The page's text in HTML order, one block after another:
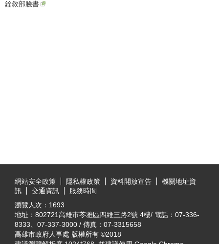
銓敘部臉書
網站安全政策
隱私權政策 資料開放宣告
機關地址資
訊
交通資訊
服務時間
瀏覽人次： 1693
地址：802721高雄市苓雅區四維三路2號 4樓/ 電話：07-336-
8333、07-337-3000 / 傳真：07-3315658
高雄市政府人事處 版權所有 ©2018